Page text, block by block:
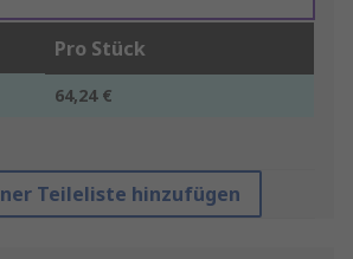
Pro Stück
64,24 €
Teileliste hinzufügen